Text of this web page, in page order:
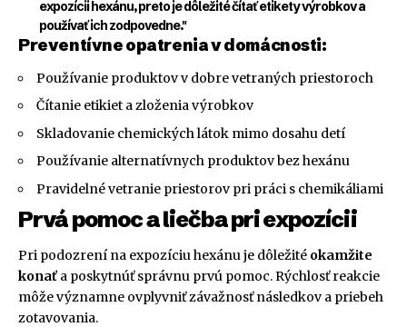
expozícii hexánu, preto je dôležité čítať etikety výrobkov a
používať ich zodpovedne."
Preventívne opatrenia v domácnosti:
Používanie produktov v dobre vetraných priestoroch
Čítanie etikiet a zloženia výrobkov
Skladovanie chemických látok mimo dosahu detí
Používanie alternatívnych produktov bez hexánu
Pravidelné vetranie priestorov pri práci s chemikáliami
Prvá pomoc a liečba pri expozícii
Pri podozrení na expozíciu hexánu je dôležité okamžite
konať a poskytnúť správnu prvú pomoc. Rýchlosť reakcie
môže významne ovplyvniť závažnosť následkov a priebeh
zotavovania.